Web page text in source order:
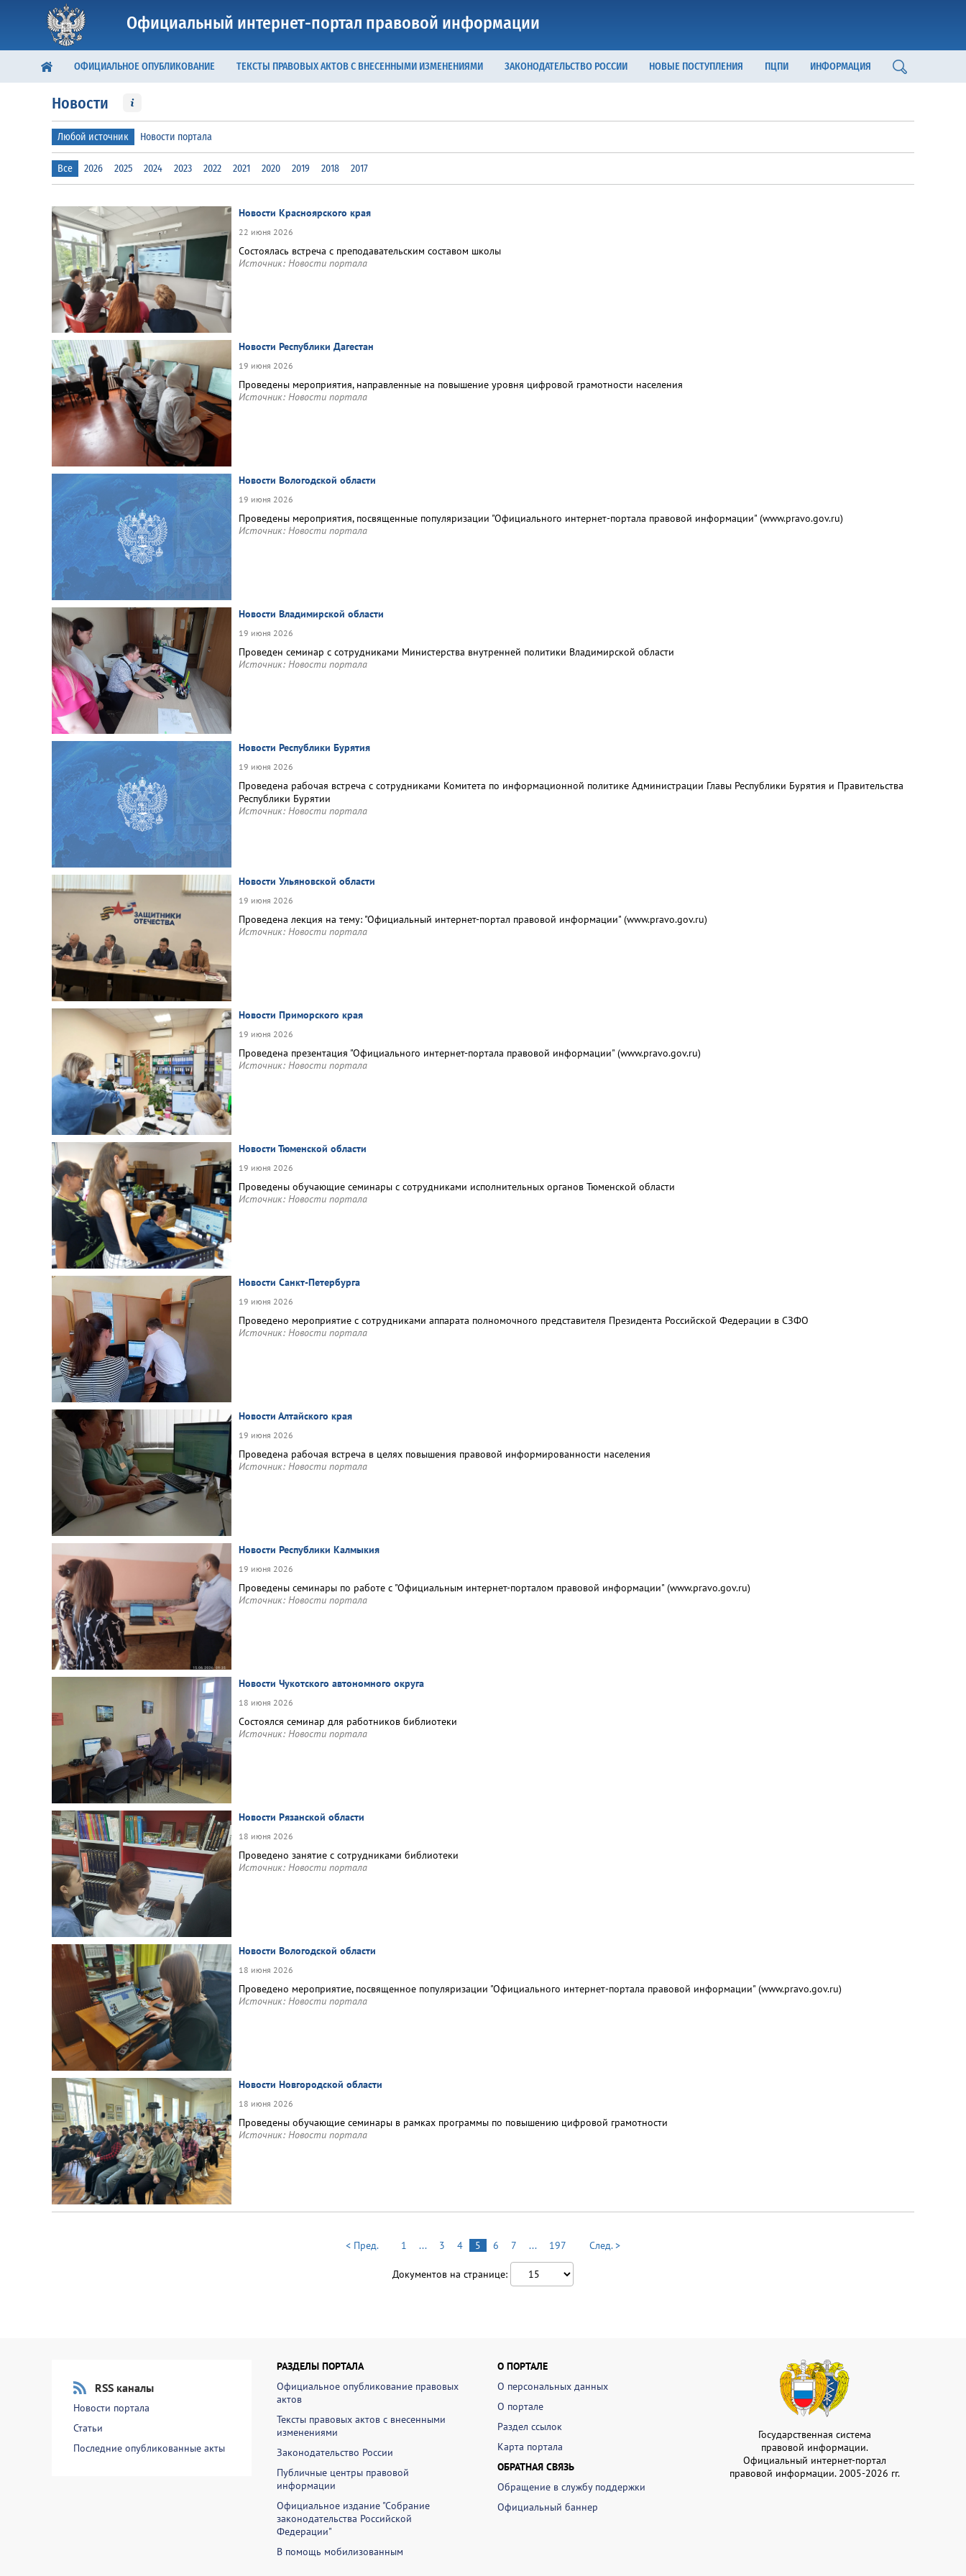
Официальный интернет-портал правовой информации
ОФИЦИАЛЬНОЕ ОПУБЛИКОВАНИЕ ТЕКСТЫ ПРАВОВЫХ АКТОВ С ВНЕСЕННЫМИ ИЗМЕНЕНИЯМИ ЗАКОНОДАТЕЛЬСТВО РОССИИ НОВЫЕ ПОСТУПЛЕНИЯ ПЦПИ ИНФОРМАЦИЯ
Новости
Любой источник Новости портала
Все 2026 2025 2024 2023 2022 2021 2020 2019 2018 2017
Новости Красноярского края
22 июня 2026
Состоялась встреча с преподавательским составом школы
Источник: Новости портала
Новости Республики Дагестан
19 июня 2026
Проведены мероприятия, направленные на повышение уровня цифровой грамотности населения
Источник: Новости портала
Новости Вологодской области
19 июня 2026
Проведены мероприятия, посвященные популяризации "Официального интернет‑портала правовой информации" (www.pravo.gov.ru)
Источник: Новости портала
Новости Владимирской области
19 июня 2026
Проведен семинар с сотрудниками Министерства внутренней политики Владимирской области
Источник: Новости портала
Новости Республики Бурятия
19 июня 2026
Проведена рабочая встреча с сотрудниками Комитета по информационной политике Администрации Главы Республики Бурятия и Правительства
Республики Бурятии
Источник: Новости портала
Новости Ульяновской области
19 июня 2026
Проведена лекция на тему: "Официальный интернет-портал правовой информации" (www.pravo.gov.ru)
Источник: Новости портала
Новости Приморского края
19 июня 2026
Проведена презентация "Официального интернет-портала правовой информации" (www.pravo.gov.ru)
Источник: Новости портала
Новости Тюменской области
19 июня 2026
Проведены обучающие семинары с сотрудниками исполнительных органов Тюменской области
Источник: Новости портала
Новости Санкт-Петербурга
19 июня 2026
Проведено мероприятие с сотрудниками аппарата полномочного представителя Президента Российской Федерации в СЗФО
Источник: Новости портала
Новости Алтайского края
19 июня 2026
Проведена рабочая встреча в целях повышения правовой информированности населения
Источник: Новости портала
Новости Республики Калмыкия
19 июня 2026
Проведены семинары по работе с "Официальным интернет-порталом правовой информации" (www.pravo.gov.ru)
Источник: Новости портала
Новости Чукотского автономного округа
18 июня 2026
Состоялся семинар для работников библиотеки
Источник: Новости портала
Новости Рязанской области
18 июня 2026
Проведено занятие с сотрудниками библиотеки
Источник: Новости портала
Новости Вологодской области
18 июня 2026
Проведено мероприятие, посвященное популяризации "Официального интернет‑портала правовой информации" (www.pravo.gov.ru)
Источник: Новости портала
Новости Новгородской области
18 июня 2026
Проведены обучающие семинары в рамках программы по повышению цифровой грамотности
Источник: Новости портала
< Пред. 1 ... 3 4 5 6 7 ... 197 След. >
Документов на странице:
RSS каналы
Новости портала
Статьи
Последние опубликованные акты
РАЗДЕЛЫ ПОРТАЛА
Официальное опубликование правовых
актов
Тексты правовых актов с внесенными
изменениями
Законодательство России
Публичные центры правовой
информации
Официальное издание "Собрание
законодательства Российской
Федерации"
В помощь мобилизованным
О ПОРТАЛЕ
О персональных данных
О портале
Раздел ссылок
Карта портала
ОБРАТНАЯ СВЯЗЬ
Обращение в службу поддержки
Официальный баннер
Государственная система
правовой информации.
Официальный интернет-портал
правовой информации. 2005-2026 гг.